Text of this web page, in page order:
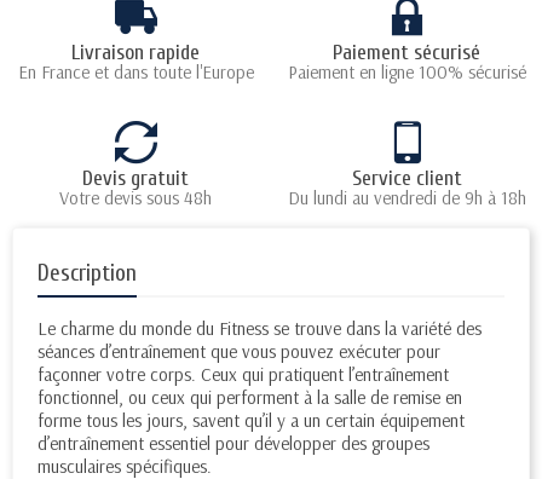
Livraison rapide
En France et dans toute l'Europe
Paiement sécurisé
Paiement en ligne 100% sécurisé
Devis gratuit
Votre devis sous 48h
Service client
Du lundi au vendredi de 9h à 18h
Description
Le charme du monde du Fitness se trouve dans la variété des
séances d’entraînement que vous pouvez exécuter pour
façonner votre corps. Ceux qui pratiquent l’entraînement
fonctionnel, ou ceux qui performent à la salle de remise en
forme tous les jours, savent qu’il y a un certain équipement
d’entraînement essentiel pour développer des groupes
musculaires spécifiques.